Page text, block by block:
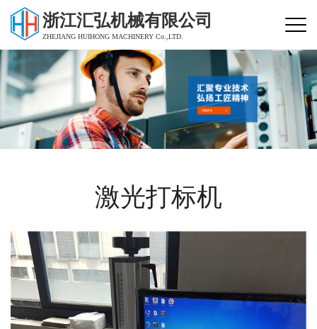
浙江汇弘机械有限公司
ZHEJIANG HUIHONG MACHINERY Co.,LTD.
激光打标机